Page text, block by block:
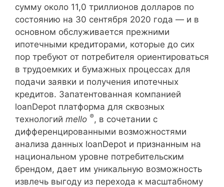
сумму около 11,0 триллионов долларов по
состоянию на 30 сентября 2020 года — и в
основном обслуживается прежними
ипотечными кредиторами, которые до сих
пор требуют от потребителя ориентироваться
в трудоемких и бумажных процессах для
подачи заявки и получения ипотечных
кредитов. Запатентованная компанией
loanDepot платформа для сквозных
технологий mello ®, в сочетании с
дифференцированными возможностями
анализа данных loanDepot и признанным на
национальном уровне потребительским
брендом, дает им уникальную возможность
извлечь выгоду из перехода к масштабному